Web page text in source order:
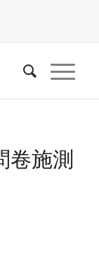
卷施測